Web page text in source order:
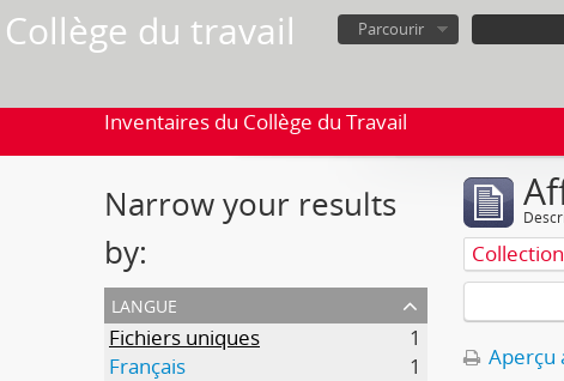
Collège du travail Parcourir
Inventaires du Collège du Travail
Narrow your results
by:
langue
Fichiers uniques
1
Français
1 Aperçu